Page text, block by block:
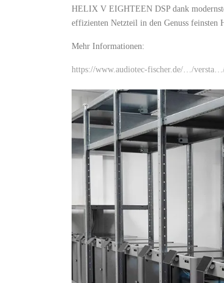
HELIX V EIGHTEEN DSP dank
effizienten Netzteil in den Genuss feinsten
Mehr Informationen:
https://www.audiotec-fischer.de/…/